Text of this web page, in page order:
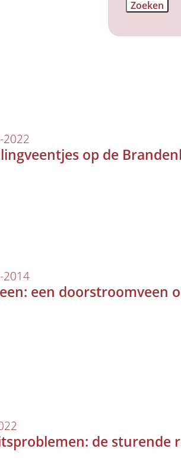
2022
op de
2014
een doorstroomveen
de sturende